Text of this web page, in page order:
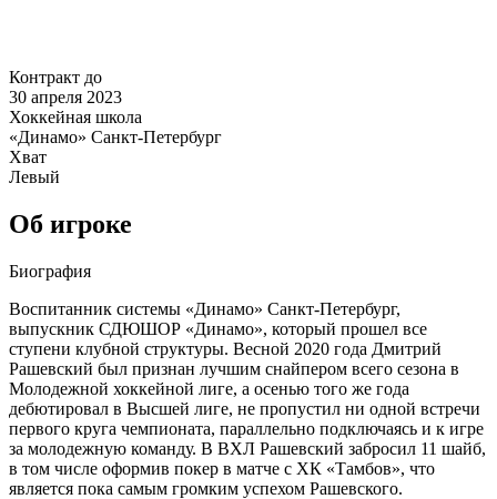
Контракт до
30 апреля 2023
Хоккейная школа
«Динамо» Санкт-Петербург
Хват
Левый
Об игроке
Биография
Воспитанник системы «Динамо» Санкт-Петербург,
выпускник СДЮШОР «Динамо», который прошел все
ступени клубной структуры. Весной 2020 года Дмитрий
Рашевский был признан лучшим снайпером всего сезона в
Молодежной хоккейной лиге, а осенью того же года
дебютировал в Высшей лиге, не пропустил ни одной встречи
первого круга чемпионата, параллельно подключаясь и к игре
за молодежную команду. В ВХЛ Рашевский забросил 11 шайб,
в том числе оформив покер в матче с ХК «Тамбов», что
является пока самым громким успехом Рашевского.